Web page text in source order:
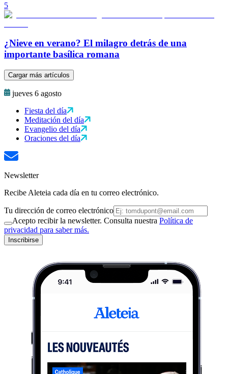
5
¿Nieve en verano? El milagro detrás de una
importante basílica romana
Cargar más artículos
jueves 6 agosto
Fiesta del día
Meditación del día
Evangelio del día
Oraciones del día
Newsletter
Recibe Aleteia cada día en tu correo electrónico.
Tu dirección de correo electrónico
Acepto recibir la newsletter. Consulta nuestra Política de
privacidad para saber más.
Inscribirse